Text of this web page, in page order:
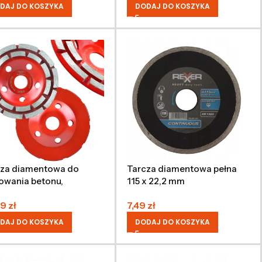
DO KOSZYKA DODAJ DO KOSZYKA
diamentowa do
betonu,
zł
DO KOSZYKA
Tarcza diamentowa pełna
115 x 22,2 mm
7,49 zł
DODAJ DO KOSZYKA